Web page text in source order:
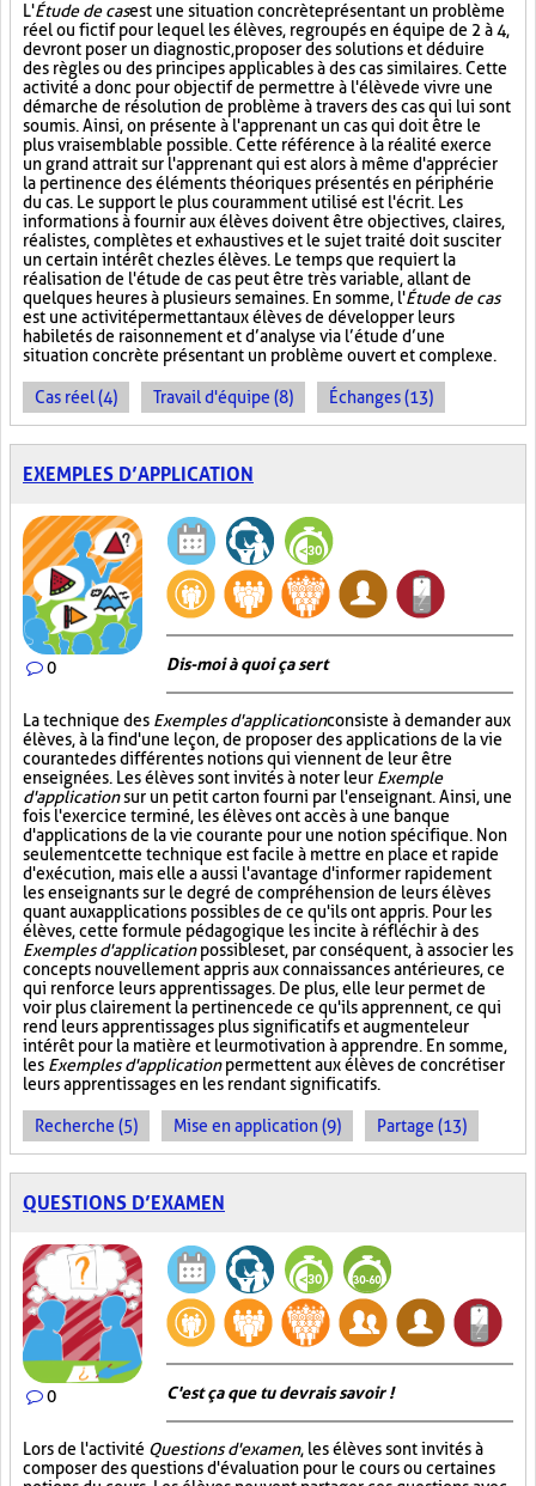
L'Étude de casest une situation concrète présentant un problème
réel ou fictif pour lequel les élèves, regroupés en équipe de 2 à 4,
devront poser un diagnostic, proposer des solutions et déduire
des règles ou des principes applicables à des cas similaires. Cette
activité a donc pour objectif de permettre à l'élève de vivre une
démarche de résolution de problème à travers des cas qui lui sont
soumis. Ainsi, on présente à l'apprenant un cas qui doit être le
plus vraisemblable possible. Cette référence à la réalité exerce
un grand attrait sur l'apprenant qui est alors à même d'apprécier
la pertinence des éléments théoriques présentés en périphérie
du cas. Le support le plus couramment utilisé est l'écrit. Les
informations à fournir aux élèves doivent être objectives, claires,
réalistes, complètes et exhaustives et le sujet traité doit susciter
un certain intérêt chez les élèves. Le temps que requiert la
réalisation de l'étude de cas peut être très variable, allant de
quelques heures à plusieurs semaines. En somme, l'Étude de cas
est une activité permettant aux élèves de développer leurs
habiletés de raisonnement et d’analyse via l’étude d’une
situation concrète présentant un problème ouvert et complexe.
Cas réel (4) Travail d'équipe (8) Échanges (13)
EXEMPLES D’APPLICATION
0 Dis-moi à quoi ça sert
La technique des Exemples d'applicationconsiste à demander aux
élèves, à la fin d'une leçon, de proposer des applications de la vie
courante des différentes notions qui viennent de leur être
enseignées. Les élèves sont invités à noter leur Exemple
d'applicationsur un petit carton fourni par l'enseignant. Ainsi, une
fois l'exercice terminé, les élèves ont accès à une banque
d'applications de la vie courante pour une notion spécifique. Non
seulement cette technique est facile à mettre en place et rapide
d'exécution, mais elle a aussi l'avantage d'informer rapidement
les enseignants sur le degré de compréhension de leurs élèves
quant aux applications possibles de ce qu'ils ont appris. Pour les
élèves, cette formule pédagogique les incite à réfléchir à des
Exemples d'applicationpossibles et, par conséquent, à associer les
concepts nouvellement appris aux connaissances antérieures, ce
qui renforce leurs apprentissages. De plus, elle leur permet de
voir plus clairement la pertinence de ce qu'ils apprennent, ce qui
rend leurs apprentissages plus significatifs et augmente leur
intérêt pour la matière et leur motivation à apprendre. En somme,
les Exemples d'applicationpermettent aux élèves de concrétiser
leurs apprentissages en les rendant significatifs.
Recherche (5) Mise en application (9) Partage (13)
QUESTIONS D’EXAMEN
0 C'est ça que tu devrais savoir !
Lors de l'activité Questions d'examen, les élèves sont invités à
composer des questions d'évaluation pour le cours ou certaines